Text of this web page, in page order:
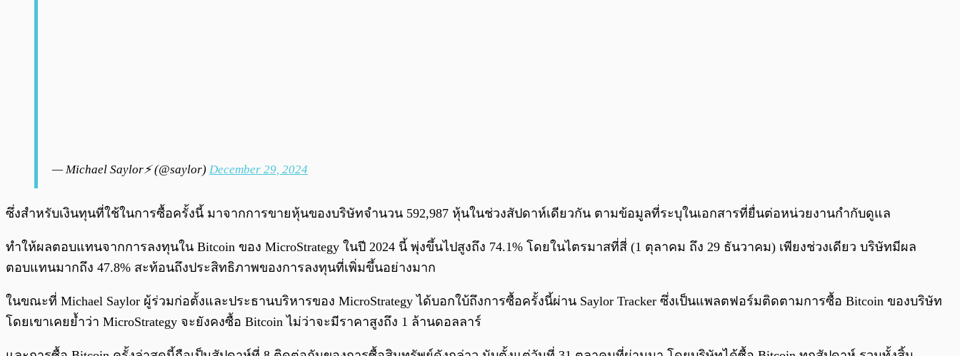
— Michael Saylor⚡️ (@saylor) December 29, 2024
ซึ่งสำหรับเงินทุนที่ใช้ในการซื้อครั้งนี้ มาจากการขายหุ้นของบริษัทจำนวน 592,987 หุ้นในช่วงสัปดาห์เดียวกัน ตามข้อมูลที่ระบุในเอกสารที่ยื่นต่อหน่วยงานกำกับดูแล
ทำให้ผลตอบแทนจากการลงทุนใน Bitcoin ของ MicroStrategy ในปี 2024 นี้ พุ่งขึ้นไปสูงถึง 74.1% โดยในไตรมาสที่สี่ (1 ตุลาคม ถึง 29 ธันวาคม) เพียงช่วงเดียว บริษัทมีผล
ตอบแทนมากถึง 47.8% สะท้อนถึงประสิทธิภาพของการลงทุนที่เพิ่มขึ้นอย่างมาก
ในขณะที่ Michael Saylor ผู้ร่วมก่อตั้งและประธานบริหารของ MicroStrategy ได้บอกใบ้ถึงการซื้อครั้งนี้ผ่าน Saylor Tracker ซึ่งเป็นแพลตฟอร์มติดตามการซื้อ Bitcoin ของบริษัท
โดยเขาเคยย้ำว่า MicroStrategy จะยังคงซื้อ Bitcoin ไม่ว่าจะมีราคาสูงถึง 1 ล้านดอลลาร์